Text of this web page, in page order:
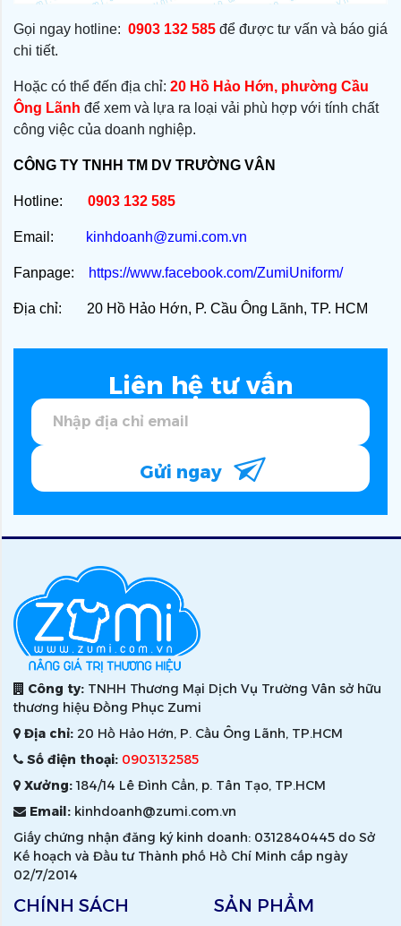
Gọi ngay hotline: 0903 132 585 để được tư vấn và báo giá
chi tiết.
Hoặc có thể đến địa chỉ: 20 Hồ Hảo Hớn, phường Cầu
Ông Lãnh để xem và lựa ra loại vải phù hợp với tính chất
công việc của doanh nghiệp.
CÔNG TY TNHH TM DV TRƯỜNG VÂN
Hotline: 0903 132 585
Email: kinhdoanh@zumi.com.vn
Fanpage: https://www.facebook.com/ZumiUniform/
Địa chỉ: 20 Hồ Hảo Hớn, P. Cầu Ông Lãnh, TP. HCM
Liên hệ tư vấn
Gửi ngay
Công ty: TNHH Thương Mại Dịch Vụ Trường Vân sở hữu
thương hiệu Đồng Phục Zumi
Địa chỉ: 20 Hồ Hảo Hớn, P. Cầu Ông Lãnh, TP.HCM
Số điện thoại: 0903132585
Xưởng:184/14 Lê Đình Cẩn, p. Tân Tạo, TP.HCM
Email: kinhdoanh@zumi.com.vn
Giấy chứng nhận đăng ký kinh doanh: 0312840445 do Sở
Kế hoạch và Đầu tư Thành phố Hồ Chí Minh cấp ngày
02/7/2014
CHÍNH SÁCH SẢN PHẨM